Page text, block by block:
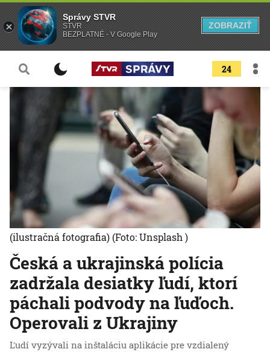
24
Česká a ukrajinská polícia
zadržala desiatky ľudí, ktorí
páchali podvody na ľuďoch.
Operovali z Ukrajiny
Ľudí vyzývali na inštaláciu aplikácie pre vzdialený
(ilustračná fotografia) (Foto: Unsplash )
Správy STVR
STVR
BEZPLATNÉ - V Google Play
ZOBRAZIŤ